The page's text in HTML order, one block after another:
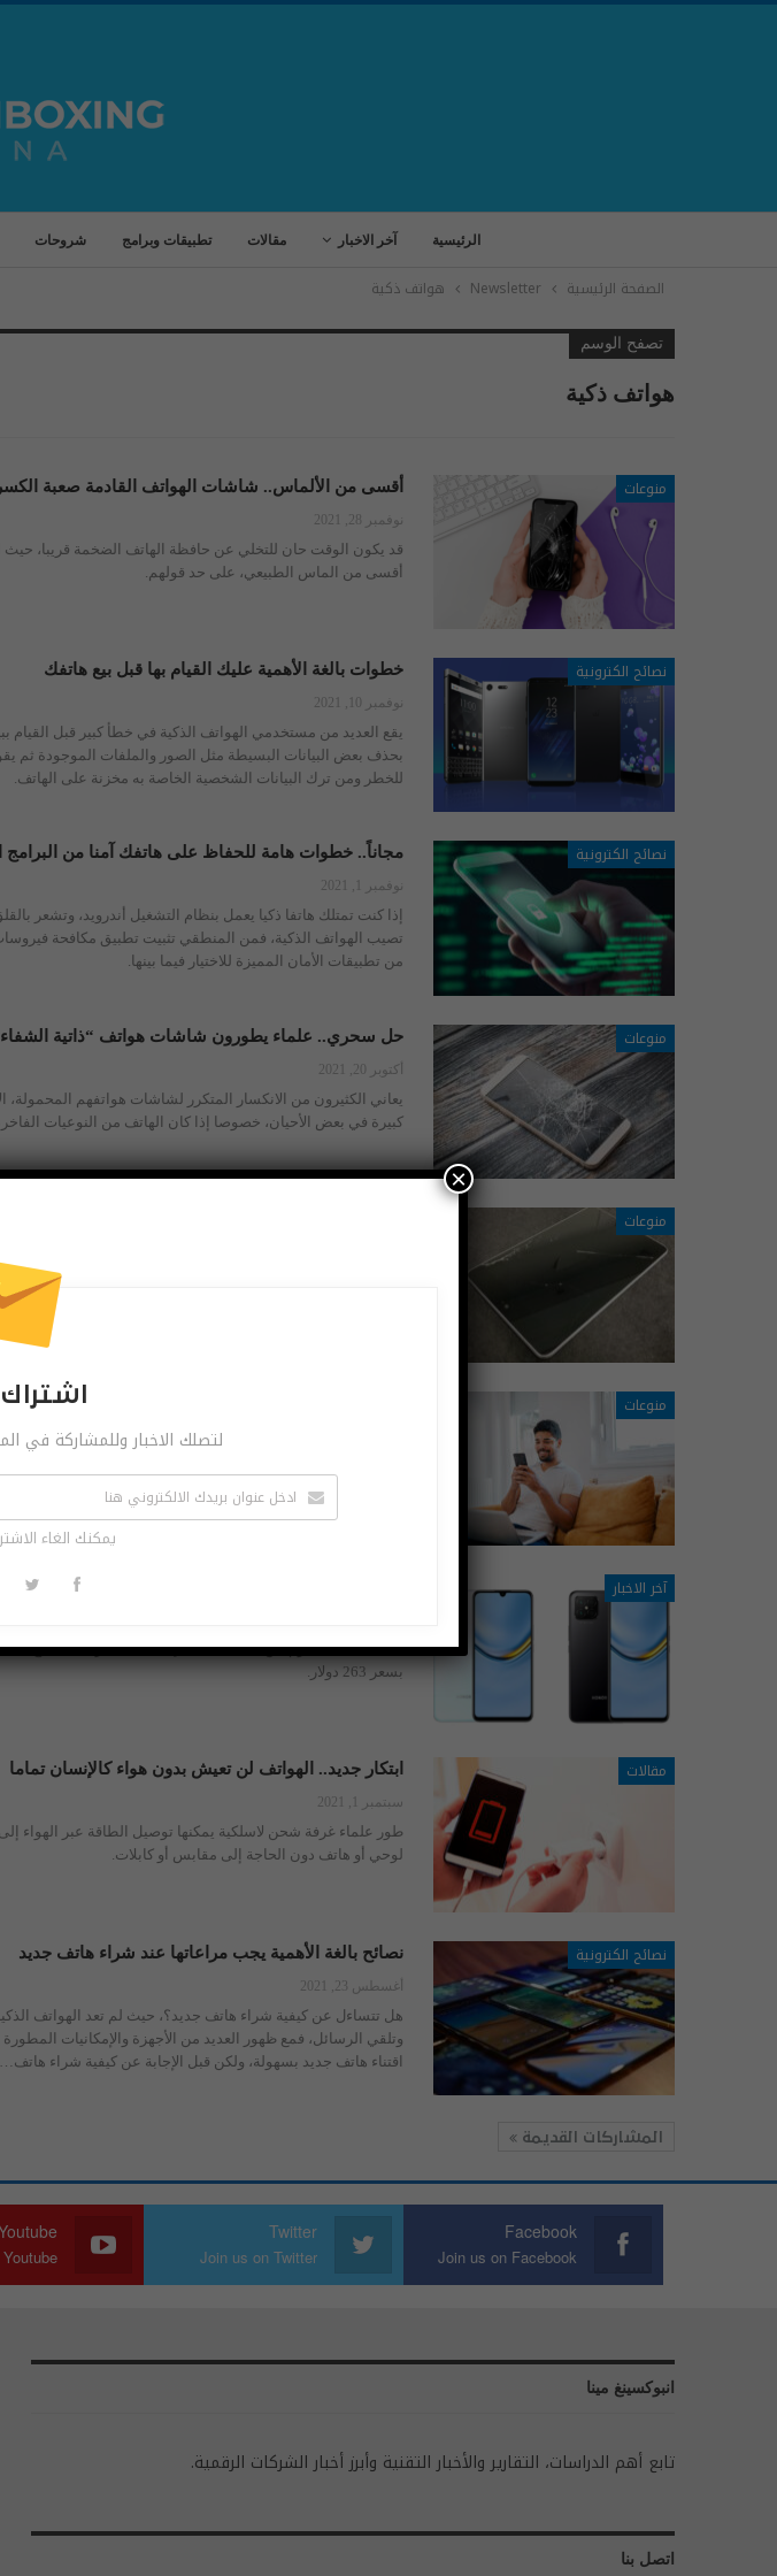
الرئيسية آخر الاخبار مقالات تطبيقات وبرامج شروحات
الصفحة الرئيسية Newsletter هواتف ذكية
تصفح الوسم
هواتف ذكية
منوعات أقسى من الألماس.. شاشات الهواتف القادمة صعبة الكسر
نوفمبر 28, 2021
قد يكون الوقت حان للتخلي عن حافظة الهاتف الضخمة قريبا، حيث
أقسى من الماس الطبيعي، على حد قولهم.
نصائح الكترونية خطوات بالغة الأهمية عليك القيام بها قبل بيع هاتفك
نوفمبر 10, 2021
يقع العديد من مستخدمي الهواتف الذكية في خطأ كبير قبل القيام
بحذف بعض البيانات البسيطة مثل الصور والملفات الموجودة ثم
للخطر ومن ترك البيانات الشخصية الخاصة به مخزنة على الهاتف.
نصائح الكترونية مجاناً.. خطوات هامة للحفاظ على هاتفك آمنا من البرامج
نوفمبر 1, 2021
إذا كنت تمتلك هاتفا ذكيا يعمل بنظام التشغيل أندرويد، وتشعر
تصيب الهواتف الذكية، فمن المنطقي تثبيت تطبيق مكافحة
من تطبيقات الأمان المميزة للاختيار فيما بينها.
منوعات حل سحري.. علماء يطورون شاشات هواتف “ذاتية
أكتوبر 20, 2021
يعاني الكثيرون من الانكسار المتكرر لشاشات هواتفهم المحمولة،
كبيرة في بعض الأحيان، خصوصا إذا كان الهاتف من النوعيات
منوعات
ابتكر باحثون من كندا نوعا جديدا من الزجاج، قد يضع كلمة
الذكية المؤرقة لأصحابها، وذلك لأنه أكثر مقاومة للكسر بخمس
منوعات هواتف المستقبل ستعمل دون الحاجة لشبكات المحمول
ربما تتيح الاتصالات وإرسال الرسائل في حالات الطوارئ دون
آخر الاخبار
بسعر 263 دولار.
مقالات ابتكار جديد.. الهواتف لن تعيش بدون هواء كالإنسان تماما
سبتمبر 1, 2021
طور علماء غرفة شحن لاسلكية يمكنها توصيل الطاقة عبر الهواء
لوحي أو هاتف دون الحاجة إلى مقابس أو كابلات.
نصائح الكترونية نصائح بالغة الأهمية يجب مراعاتها عند شراء هاتف جديد
أغسطس 23, 2021
هل تتساءل عن كيفية شراء هاتف جديد؟، حيث لم تعد الهواتف
وتلقي الرسائل، فمع ظهور العديد من الأجهزة والإمكانيات
اقتناء هاتف جديد بسهولة، ولكن قبل الإجابة عن كيفية شراء هاتف…
المشاركات القديمة
Facebook
Join us on Facebook
Twitter
Join us on Twitter
انبوكسينغ مينا
تابع أهم الدراسات، التقارير والأخبار التقنية وأبرز أخبار الشركات الرقمية.
اتصل بنا
لتصلك الاخبار وللمشاركة في
يمكنك الغاء
×